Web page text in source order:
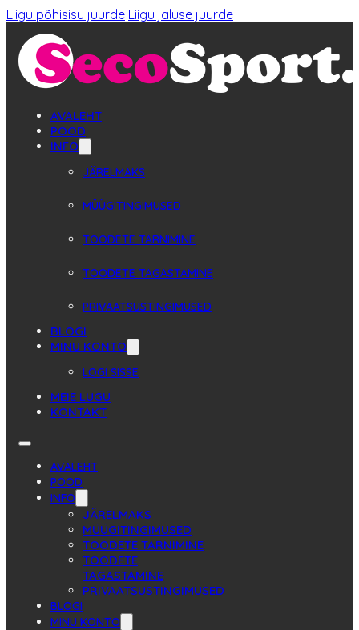
Liigu põhisisu juurde Liigu jaluse juurde
AVALEHT
POOD
INFO
JÄRELMAKS
MÜÜGITINGIMUSED
TOODETE TARNIMINE
TOODETE TAGASTAMINE
PRIVAATSUSTINGIMUSED
BLOGI
MINU KONTO
LOGI SISSE
MEIE LUGU
KONTAKT
AVALEHT
POOD
INFO
JÄRELMAKS
MÜÜGITINGIMUSED
TOODETE TARNIMINE
TOODETE
TAGASTAMINE
PRIVAATSUSTINGIMUSED
BLOGI
MINU KONTO